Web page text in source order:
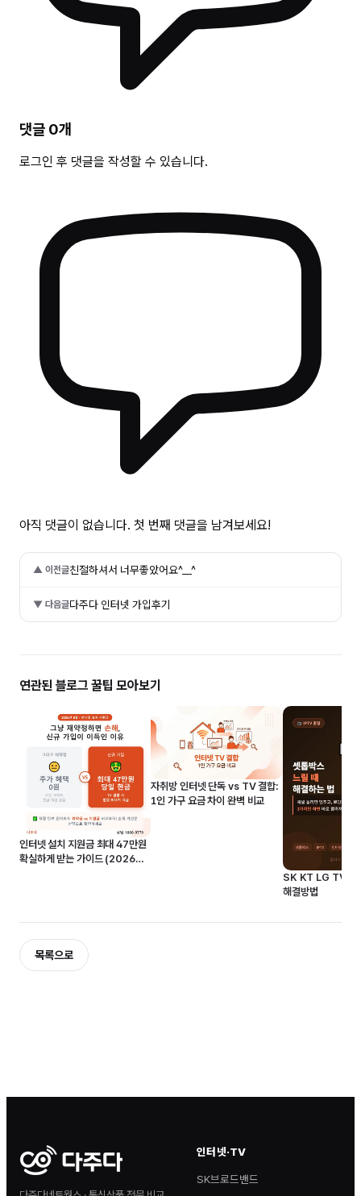
댓글 0개
로그인 후 댓글을 작성할 수 있습니다.
아직 댓글이 없습니다. 첫 번째 댓글을 남겨보세요!
▲ 이전글친절하셔서 너무좋았어요^__^
▼ 다음글다주다 인터넷 가입후기
연관된 블로그 꿀팁 모아보기
인터넷 설치 지원금 최대 47만원
확실하게 받는 가이드 (2026년
자취방 인터넷 단독 vs TV 결합:
1인 가구 요금 차이 완벽 비교
SK KT LG TV 셋
해결방법
목록으로
인터넷·TV
SK브로드밴드